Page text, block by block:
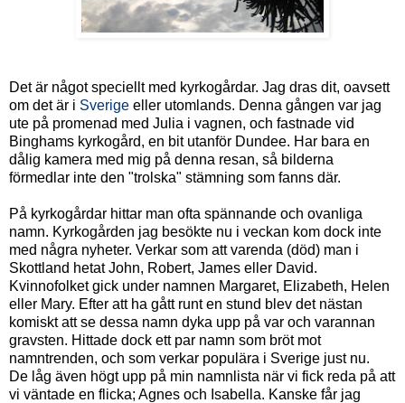
Det är något speciellt med kyrkogårdar. Jag dras dit, oavsett
om det är i Sverige eller utomlands. Denna gången var jag
ute på promenad med Julia i vagnen, och fastnade vid
Binghams kyrkogård, en bit utanför Dundee. Har bara en
dålig kamera med mig på denna resan, så bilderna
förmedlar inte den "trolska" stämning som fanns där.
På kyrkogårdar hittar man ofta spännande och ovanliga
namn. Kyrkogården jag besökte nu i veckan kom dock inte
med några nyheter. Verkar som att varenda (död) man i
Skottland hetat John, Robert, James eller David.
Kvinnofolket gick under namnen Margaret, Elizabeth, Helen
eller Mary. Efter att ha gått runt en stund blev det nästan
komiskt att se dessa namn dyka upp på var och varannan
gravsten. Hittade dock ett par namn som bröt mot
namntrenden, och som verkar populära i Sverige just nu.
De låg även högt upp på min namnlista när vi fick reda på att
vi väntade en flicka; Agnes och Isabella. Kanske får jag